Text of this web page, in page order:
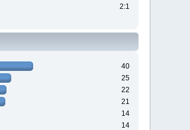
2:1
40
25
22
21
14
14